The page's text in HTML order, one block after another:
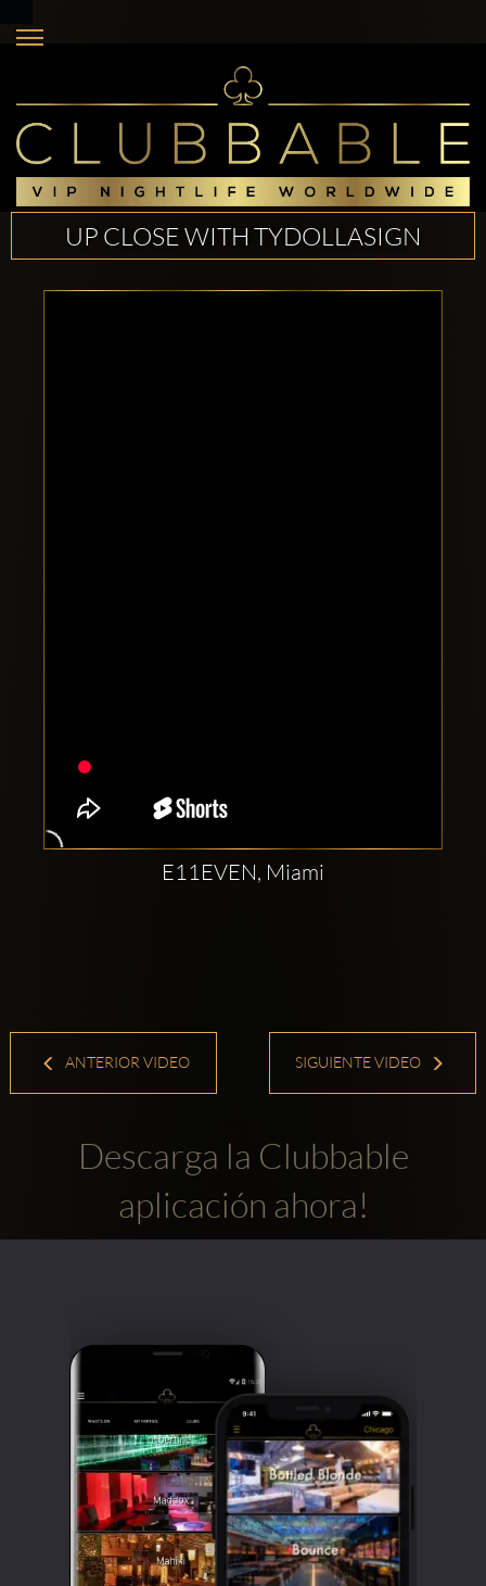
UP CLOSE WITH TYDOLLASIGN
E11EVEN, Miami
ANTERIOR VIDEO SIGUIENTE VIDEO
Descarga la Clubbable
aplicación ahora!